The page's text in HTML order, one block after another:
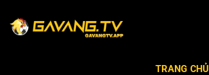
TRANG CHỦ